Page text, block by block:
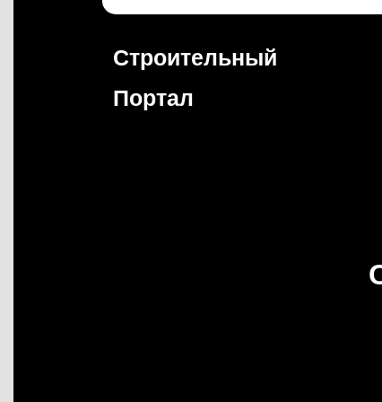
Строительный
Портал